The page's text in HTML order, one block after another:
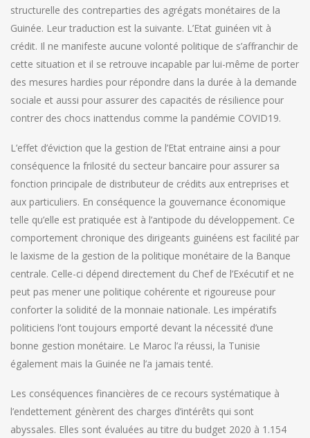
structurelle des contreparties des agrégats monétaires de la
Guinée. Leur traduction est la suivante. L’Etat guinéen vit à
crédit. Il ne manifeste aucune volonté politique de s’affranchir de
cette situation et il se retrouve incapable par lui-même de porter
des mesures hardies pour répondre dans la durée à la demande
sociale et aussi pour assurer des capacités de résilience pour
contrer des chocs inattendus comme la pandémie COVID19.
L’effet d’éviction que la gestion de l’Etat entraine ainsi a pour
conséquence la frilosité du secteur bancaire pour assurer sa
fonction principale de distributeur de crédits aux entreprises et
aux particuliers. En conséquence la gouvernance économique
telle qu’elle est pratiquée est à l’antipode du développement. Ce
comportement chronique des dirigeants guinéens est facilité par
le laxisme de la gestion de la politique monétaire de la Banque
centrale. Celle-ci dépend directement du Chef de l’Exécutif et ne
peut pas mener une politique cohérente et rigoureuse pour
conforter la solidité de la monnaie nationale. Les impératifs
politiciens l’ont toujours emporté devant la nécessité d’une
bonne gestion monétaire. Le Maroc l’a réussi, la Tunisie
également mais la Guinée ne l’a jamais tenté.
Les conséquences financières de ce recours systématique à
l’endettement génèrent des charges d’intérêts qui sont
abyssales. Elles sont évaluées au titre du budget 2020 à 1.154